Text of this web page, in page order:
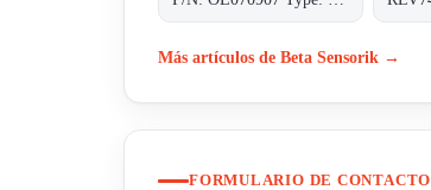
Más artículos de Beta Sensorik →
FORMULARIO DE CONTACTO